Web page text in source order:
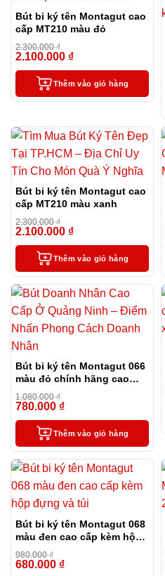
Bút bi ký tên Montagut cao
cấp MT210 màu đỏ
2.300.000₫
2.100.000 ₫
Thêm vào giỏ hàng
Bút bi ký tên Montagut cao
cấp MT210 màu xanh
2.300.000₫
2.100.000 ₫
Thêm vào giỏ hàng
Bút bi ký tên Montagut 066
màu đỏ chính hãng cao
cấp tặng kèm 2 ngòi thay
thế
1.080.000₫
780.000 ₫
Thêm vào giỏ hàng
Bút bi ký tên Montagut 068
màu đen cao cấp kèm hộp
đựng và túi
980.000₫
680.000 ₫